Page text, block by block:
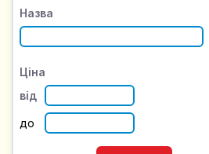
Назва
Ціна
від
до